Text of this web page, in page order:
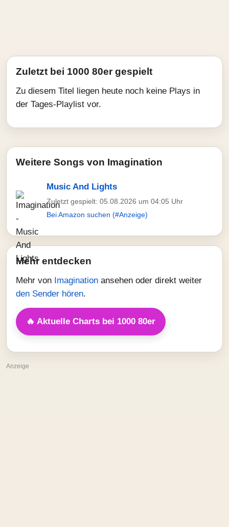
Zuletzt bei 1000 80er gespielt
Zu diesem Titel liegen heute noch keine Plays in
der Tages-Playlist vor.
Weitere Songs von Imagination
Music And Lights
Zuletzt gespielt: 05.08.2026 um 04:05 Uhr
Bei Amazon suchen (#Anzeige)
Mehr entdecken
Mehr von Imagination ansehen oder direkt weiter
den Sender hören.
🔥 Aktuelle Charts bei 1000 80er
Anzeige